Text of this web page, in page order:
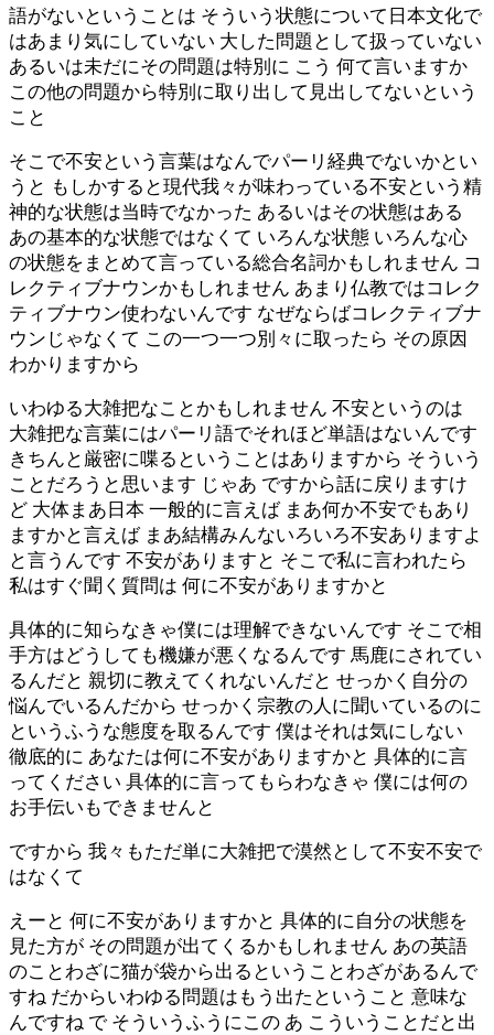
語がないということは そういう状態について日本文化で
はあまり気にしていない 大した問題として扱っていない
あるいは未だにその問題は特別に こう 何て言いますか
この他の問題から特別に取り出して見出してないという
こと
そこで不安という言葉はなんでパーリ経典でないかとい
うと もしかすると現代我々が味わっている不安という精
神的な状態は当時でなかった あるいはその状態はある
あの基本的な状態ではなくて いろんな状態 いろんな心
の状態をまとめて言っている総合名詞かもしれません コ
レクティブナウンかもしれません あまり仏教ではコレク
ティブナウン使わないんです なぜならばコレクティブナ
ウンじゃなくて この一つ一つ別々に取ったら その原因
わかりますから
いわゆる大雑把なことかもしれません 不安というのは
大雑把な言葉にはパーリ語でそれほど単語はないんです
きちんと厳密に喋るということはありますから そういう
ことだろうと思います じゃあ ですから話に戻りますけ
ど 大体まあ日本 一般的に言えば まあ何か不安でもあり
ますかと言えば まあ結構みんないろいろ不安ありますよ
と言うんです 不安がありますと そこで私に言われたら
私はすぐ聞く質問は 何に不安がありますかと
具体的に知らなきゃ僕には理解できないんです そこで相
手方はどうしても機嫌が悪くなるんです 馬鹿にされてい
るんだと 親切に教えてくれないんだと せっかく自分の
悩んでいるんだから せっかく宗教の人に聞いているのに
というふうな態度を取るんです 僕はそれは気にしない
徹底的に あなたは何に不安がありますかと 具体的に言
ってください 具体的に言ってもらわなきゃ 僕には何の
お手伝いもできませんと
ですから 我々もただ単に大雑把で漠然として不安不安で
はなくて
えーと 何に不安がありますかと 具体的に自分の状態を
見た方が その問題が出てくるかもしれません あの英語
のことわざに猫が袋から出るということわざがあるんで
すね だからいわゆる問題はもう出たということ 意味な
んですね で そういうふうにこの あ こういうことだと出